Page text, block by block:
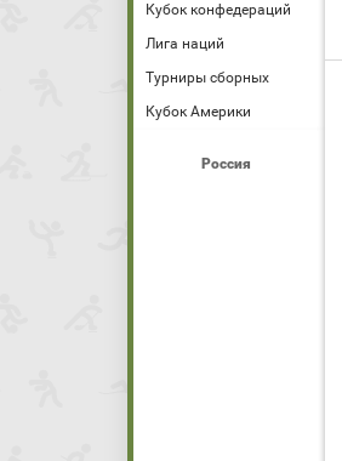
Кубок конфедераций
Лига наций
Турниры сборных
Кубок Америки
Россия